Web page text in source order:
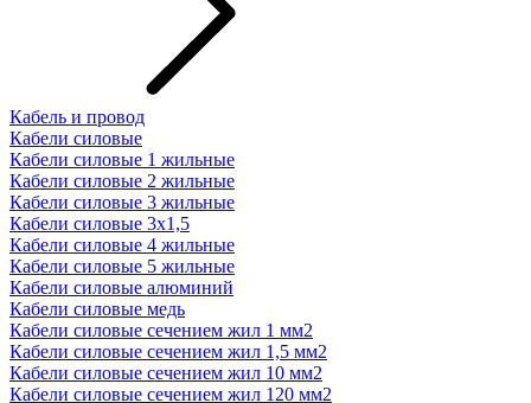
Кабель и провод
Кабели силовые
Кабели силовые 1 жильные
Кабели силовые 2 жильные
Кабели силовые 3 жильные
Кабели силовые 3х1,5
Кабели силовые 4 жильные
Кабели силовые 5 жильные
Кабели силовые алюминий
Кабели силовые медь
Кабели силовые сечением жил 1 мм2
Кабели силовые сечением жил 1,5 мм2
Кабели силовые сечением жил 10 мм2
Кабели силовые сечением жил 120 мм2